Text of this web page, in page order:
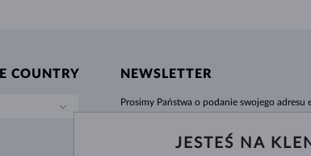
COUNTRY NEWSLETTER
Prosimy Państwa o podanie swojego adresu
umkną Państwa uwadze!
JESTEŚ NA